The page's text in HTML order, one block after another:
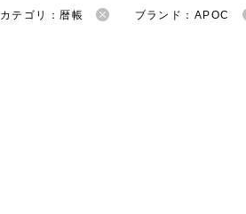
カテゴリ：暦帳 ブランド：APOC